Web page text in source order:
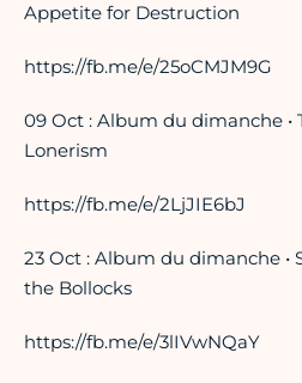
Appetite for Destruction
https://fb.me/e/25oCMJM9G
09 Oct : Album du dimanche •
Lonerism
https://fb.me/e/2LjJIE6bJ
23 Oct : Album du dimanche •
the Bollocks
https://fb.me/e/3lIVwNQaY